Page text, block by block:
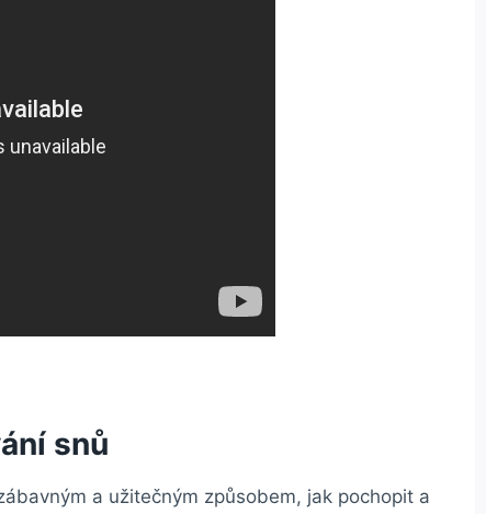
snů
a užitečným způsobem, jak pochopit a